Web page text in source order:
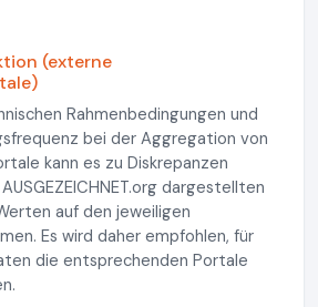
(externe
Rahmenbedingungen und
bei der Aggregation von
kann es zu Diskrepanzen
dargestellten
auf den jeweiligen
Es wird daher empfohlen, für
die entsprechenden Portale